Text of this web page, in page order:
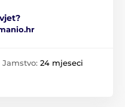
Jamstvo: 24 mjeseci